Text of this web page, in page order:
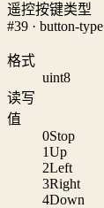
遥控按键类型
#39 · button-type
格式
uint8
读写
值
0Stop
1Up
2Left
3Right
4Down